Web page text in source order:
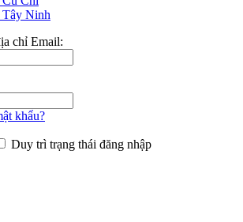
Ninh
chỉ Email:
khẩu?
Duy trì trạng thái đăng nhập